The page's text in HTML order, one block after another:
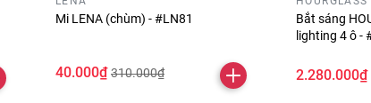
Mi LENA (chùm) - #LN81
40.000₫ 310.000₫
Bắt sáng
lighting 4 ô -
2.280.000₫